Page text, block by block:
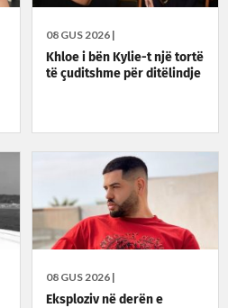
08 GUS 2026 |
Khloe i bën Kylie-t një tortë
të çuditshme për ditëlindje
08 GUS 2026 |
Eksploziv në derën e